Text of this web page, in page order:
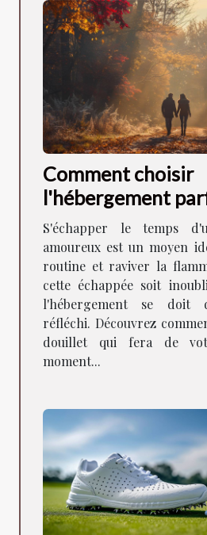
Comment choisir
l'hébergement
week-end
S'échapper le temps
amoureux est un moyen
routine et raviver la
cette échappée soit
l'hébergement se doit
réfléchi. Découvrez
douillet qui fera de
moment...